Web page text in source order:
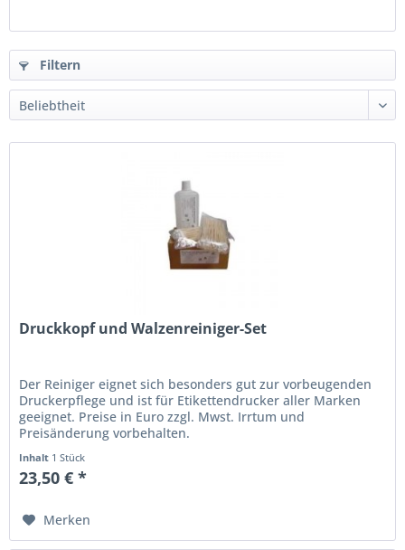
Filtern
Druckkopf und Walzenreiniger-Set
Der Reiniger eignet sich besonders gut zur vorbeugenden
Druckerpflege und ist für Etikettendrucker aller Marken
geeignet. Preise in Euro zzgl. Mwst. Irrtum und
Preisänderung vorbehalten.
Inhalt 1 Stück
23,50 € *
Merken